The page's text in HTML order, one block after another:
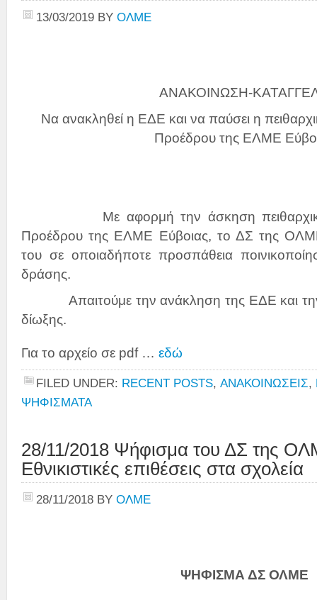
13/03/2019 BY ΟΛΜΕ
ΑΝΑΚΟΙΝΩΣΗ-
Να ανακληθεί η ΕΔΕ και να παύσει η
Προέδρου της ΕΛΜΕ
Με αφορμή την άσκηση πειθαρχικής
Προέδρου της ΕΛΜΕ Εύβοιας, το ΔΣ της ΟΛΜΕ
του σε οποιαδήποτε προσπάθεια
δράσης.
Απαιτούμε την ανάκληση της ΕΔΕ και την
δίωξης.
Για το αρχείο σε pdf … εδώ
FILED UNDER: RECENT POSTS, ΑΝΑΚΟΙΝΩΣΕΙΣ,
ΨΗΦΙΣΜΑΤΑ
28/11/2018 Ψήφισμα του ΔΣ της
Εθνικιστικές επιθέσεις στα σχολεία
28/11/2018 BY ΟΛΜΕ
ΨΗΦΙΣΜΑ ΔΣ ΟΛΜΕ